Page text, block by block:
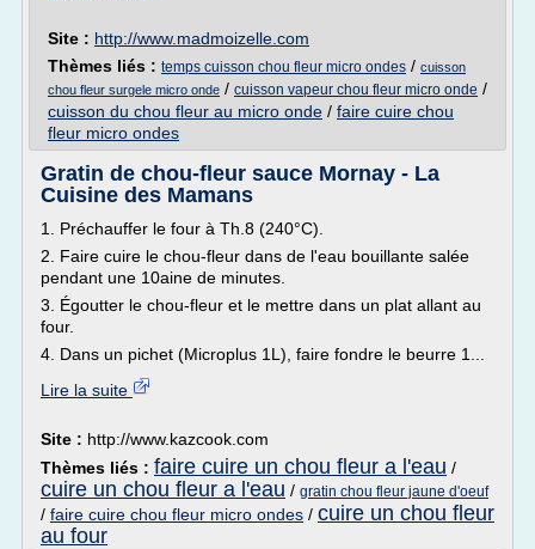
Site : http://www.madmoizelle.com
Thèmes liés : temps cuisson chou fleur micro ondes / cuisson
chou fleur surgele micro onde / cuisson vapeur chou fleur micro onde /
cuisson du chou fleur au micro onde / faire cuire chou
fleur micro ondes
Gratin de chou-fleur sauce Mornay - La
Cuisine des Mamans
1. Préchauffer le four à Th.8 (240°C).
2. Faire cuire le chou-fleur dans de l'eau bouillante salée
pendant une 10aine de minutes.
3. Égoutter le chou-fleur et le mettre dans un plat allant au
four.
4. Dans un pichet (Microplus 1L), faire fondre le beurre 1...
Lire la suite
Site : http://www.kazcook.com
Thèmes liés : faire cuire un chou fleur a l'eau /
cuire un chou fleur a l'eau / gratin chou fleur jaune d'oeuf
/ faire cuire chou fleur micro ondes / cuire un chou fleur
au four